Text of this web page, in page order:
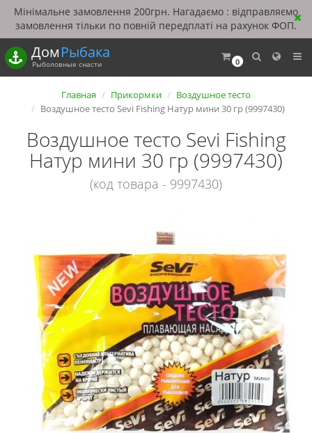
Мінімальне замовлення 200грн. Нагадаємо : відправляємо
замовлення тільки по повній передплаті на рахунок ФОП.
0
ДомРыбака
Рыболовные снасти
Главная Прикормки
Воздушное тесто
Воздушное тесто Sevi Fishing Натур мини 30 гр (9997430)
Воздушное тесто Sevi Fishing
Натур мини 30 гр (9997430)
(код товара - 9997430)